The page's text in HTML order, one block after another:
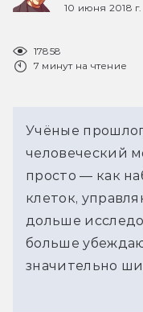
10 июня 2018 г.
17858
7 минут на чтение
Учёные
человеческий
просто — как
клеток,
дольше
больше
значительно